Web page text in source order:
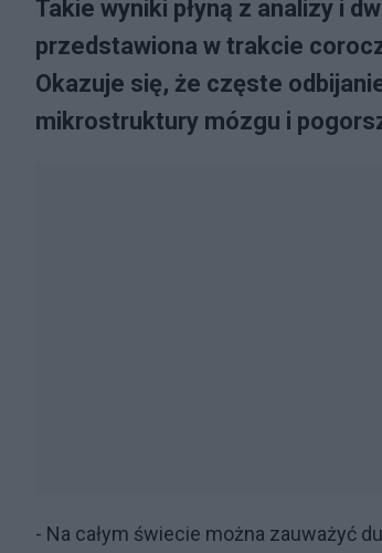
Takie wyniki płyną z analizy i
przedstawiona w trakcie
Okazuje się, że częste
mikrostruktury mózgu i
- Na całym świecie można zauważyć